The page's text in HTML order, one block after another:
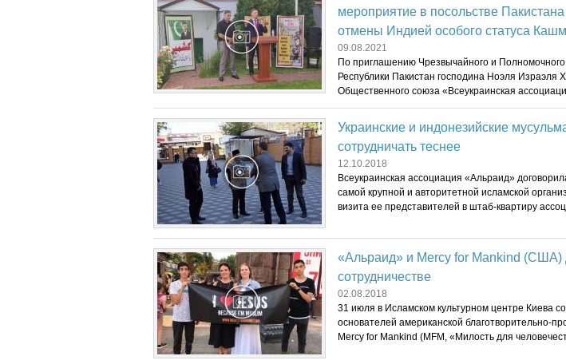
мероприятие в посольстве
отмены Индией особого статуса
09.08.2021
По приглашению Чрезвычайного и
Республики Пакистан господина Ноэля Израэля
Общественного союза «Всеукраинская
Украинские и индонезийские
сотрудничать теснее
12.10.2018
Всеукраинская ассоциация «Альраид»
самой крупной и авторитетной исламской
визита ее представителей в штаб-квартиру
«Альраид» и Mercy for Mankind (США)
сотрудничестве
02.08.2018
31 июля в Исламском культурном центре Киева
основателей американской благотворительно-
Mercy for Mankind (MFM, «Милость для